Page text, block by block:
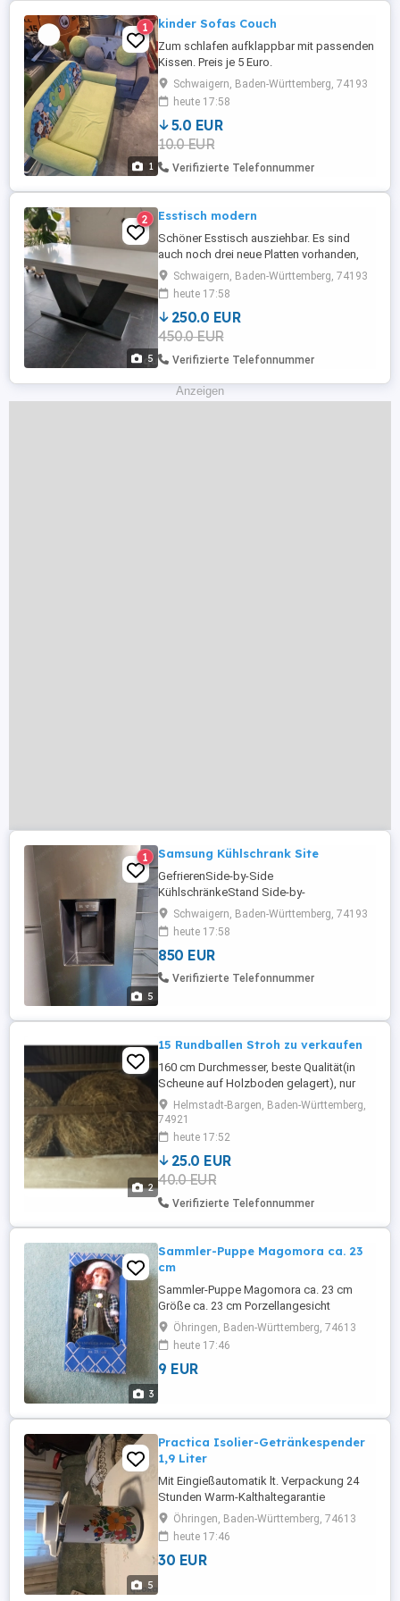
1
1 kinder Sofas Couch
Zum schlafen aufklappbar mit passenden
Kissen. Preis je 5 Euro.
Schwaigern, Baden-Württemberg, 74193
heute 17:58
5.0 EUR
10.0 EUR
Verifizierte Telefonnummer
5
2 Esstisch modern
Schöner Esstisch ausziehbar. Es sind
auch noch drei neue Platten vorhanden,
neu verpackt. Hallo Entschuldigung falls
ich nicht auf Nachrichten reagiere. es zeigt
aktuell 6 ungelesene Nahrichten in der
Übersicht an aber leider unter Nachrichten
ist alles leer. Hoffe das Problem wird
durch Quoka ...
Schwaigern, Baden-Württemberg, 74193
heute 17:58
250.0 EUR
450.0 EUR
Verifizierte Telefonnummer
Anzeigen
5
1 Samsung Kühlschrank Site
GefrierenSide-by-Side
KühlschränkeStand Side-by-
SidesRS90F67BETEF Samsung
RS90F67BETEF Stand Side-by-Side
Kombination, 91,2 cm breit, 614 L,
NoFrost+, Wasseranschluss, WiFi, Eis-
und Wasserspender, Edelstahloptik Die
abtauen. ...
Schwaigern, Baden-Württemberg, 74193
heute 17:58
850 EUR
Verifizierte Telefonnummer
2
15 Rundballen Stroh zu verkaufen
160 cm Durchmesser, beste Qualität(in
Scheune auf Holzboden gelagert), nur
Abholung. 25 EUR pro Ballen
Helmstadt-Bargen, Baden-Württemberg,
74921
heute 17:52
25.0 EUR
40.0 EUR
Verifizierte Telefonnummer
3
Sammler-Puppe Magomora ca. 23
cm
Sammler-Puppe Magomora ca. 23 cm
Größe ca. 23 cm Porzellangesicht
handbemalt Porzellanhände
Porzellanfüsse von Hand genähte Kleider
jede Puppe ist ein Unikat Puppe stand im
Originalkarton in einer Vitrine und ist nicht
Gesetzesbestimmungen ...
Öhringen, Baden-Württemberg, 74613
heute 17:46
9 EUR
5
Practica Isolier-Getränkespender
1,9 Liter
Mit Eingießautomatik lt. Verpackung 24
Stunden Warm-Kalthaltegarantie
drehbares Unterteil ermöglicht Eingießen
ohne anzuheben Gut erhalten Ich verkaufe
bei Quoka als Privatperson, wegen der
Gesetzesbestimmungen erfolgt der
Öhringen, Baden-Württemberg, 74613
heute 17:46
30 EUR